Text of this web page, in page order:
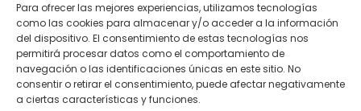
Para ofrecer las mejores experiencias, utilizamos tecnologías
como las cookies para almacenar y/o acceder a la información
del dispositivo. El consentimiento de estas tecnologías nos
permitirá procesar datos como el comportamiento de
navegación o las identificaciones únicas en este sitio. No
consentir o retirar el consentimiento, puede afectar negativamente
a ciertas características y funciones.
Ayuda y soporte
Contacta con nosotros
FAQs